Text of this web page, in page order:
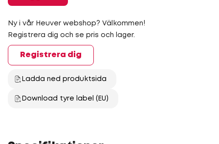
Ny i vår Heuver webshop? Välkommen!
Registrera dig och se pris och lager.
Registrera dig
Ladda ned produktsida
Download tyre label (EU)